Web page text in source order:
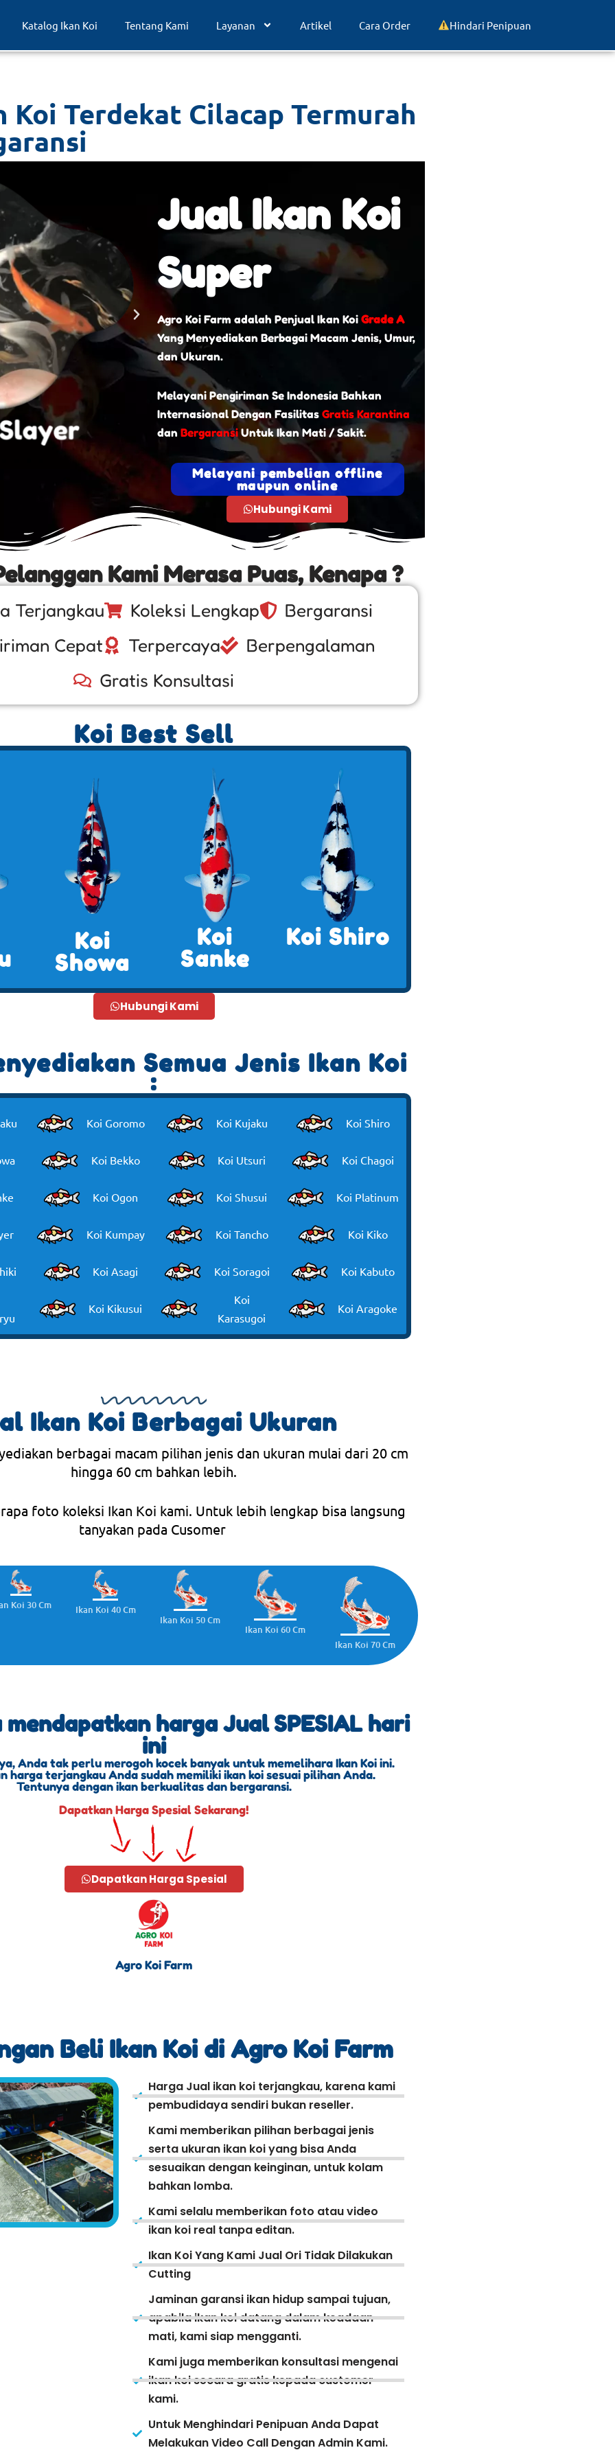
Katalog Ikan Koi Tentang Kami Layanan Artikel Cara Order Hindari Penipuan
Koi Terdekat Cilacap Termurah
Jual Ikan Koi
Super
Agro Koi Farm adalah Penjual Ikan KoiGrade A
Yang Menyediakan Berbagai Macam Jenis, Umur,
dan Ukuran.
Melayani Pengiriman Se Indonesia Bahkan
Internasional Dengan Fasilitas Gratis Karantina
dan BergaransiUntuk Ikan Mati / Sakit.
Melayani pembelian offline
maupun online
Hubungi Kami
Kami Merasa Puas, Kenapa ?
Terjangkau Koleksi Lengkap
Bergaransi
Cepat
Terpercaya
Berpengalaman
Gratis Konsultasi
Koi Best Sell
Koi
Showa
Koi
Sanke
Koi Shiro
Hubungi Kami
Semua Jenis Ikan Koi
:
Koi Goromo
Koi Bekko
Koi Ogon
Koi Kumpay
Koi Asagi
Koi Kikusui
Koi Kujaku
Koi Utsuri
Koi Shusui
Koi Tancho
Koi Soragoi
Koi
Karasugoi
Koi Shiro
Koi Chagoi
Koi Platinum
Koi Kiko
Koi Kabuto
Koi Aragoke
Ikan Koi Berbagai Ukuran
berbagai macam pilihan jenis dan ukuran mulai dari 20 cm
hingga 60 cm bahkan lebih.
foto koleksi Ikan Koi kami. Untuk lebih lengkap bisa langsung
tanyakan pada Cusomer
Koi 30 Cm Ikan Koi 40 Cm
Ikan Koi 50 Cm
Ikan Koi 60 Cm
Ikan Koi 70 Cm
harga Jual SPESIAL hari
ini
Anda tak perlu merogoh kocek banyak untuk memelihara Ikan Koi ini.
harga terjangkau Anda sudah memiliki ikan koi sesuai pilihan Anda.
Tentunya dengan ikan berkualitas dan bergaransi.
Dapatkan Harga Spesial Sekarang!
Dapatkan Harga Spesial
Agro Koi Farm
Beli Ikan Koi di Agro Koi Farm
Harga Jual ikan koi terjangkau, karena kami
pembudidaya sendiri bukan reseller.
Kami memberikan pilihan berbagai jenis
serta ukuran ikan koi yang bisa Anda
sesuaikan dengan keinginan, untuk kolam
bahkan lomba.
Kami selalu memberikan foto atau video
ikan koi real tanpa editan.
Ikan Koi Yang Kami Jual Ori Tidak Dilakukan
Cutting
Jaminan garansi ikan hidup sampai tujuan,
apabila ikan koi datang dalam keadaan
mati, kami siap mengganti.
Kami juga memberikan konsultasi mengenai
ikan koi secara gratis kepada customer
kami.
Untuk Menghindari Penipuan Anda Dapat
Melakukan Video Call Dengan Admin Kami.